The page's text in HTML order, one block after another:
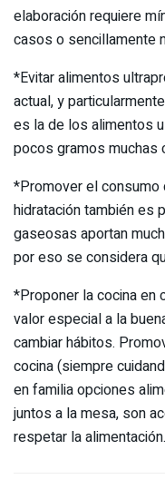
elaboración requiere
casos o sencillamente
*Evitar alimentos
actual, y
es la de los alimentos
pocos gramos muchas
*Promover el consumo
hidratación también es
gaseosas aportan
por eso se considera
*Proponer la cocina en
valor especial a la
cambiar hábitos.
cocina (siempre
en familia opciones
juntos a la mesa, son
respetar la alimentación.